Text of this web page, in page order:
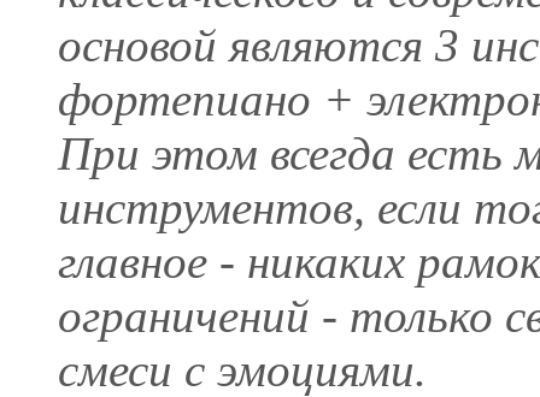
основой являются 3
фортепиано +
При этом всегда есть
инструментов, если
главное - никаких
ограничений - только
смеси с эмоциями.